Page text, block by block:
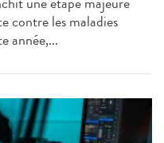
contre les maladies
année,...